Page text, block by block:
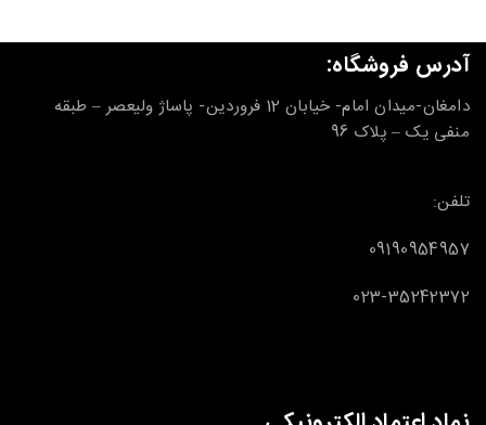
آدرس فروشگاه:
دامغان-میدان امام- خیابان 12 فروردین- پاساژ ولیعصر – طبقه
منفی یک – پلاک 96
تلفن:
09190954957
023-35242372